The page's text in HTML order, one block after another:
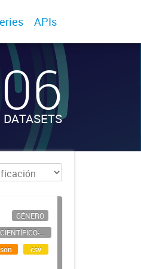
APIs
DATASETS
GÉNERO
PERSONAL CIENTÍFICO-TECNOLÓGICO
csv